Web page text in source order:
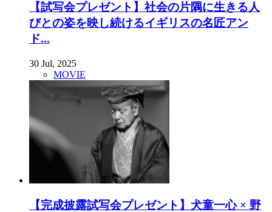
【試写会プレゼント】社会の片隅に生きる人
びとの姿を映し続けるイギリスの名匠アン
ド...
30 Jul, 2025
MOVIE
【完成披露試写会プレゼント】犬童一心 × 野